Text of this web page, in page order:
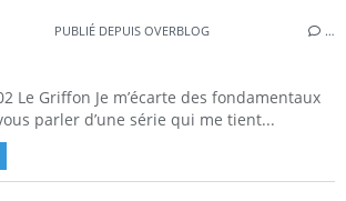
PUBLIÉ DEPUIS OVERBLOG …
Le Griffon Je m’écarte des fondamentaux
parler d’une série qui me tient...